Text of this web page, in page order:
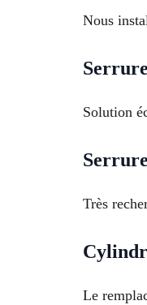
Nous
Solution
Très
Le